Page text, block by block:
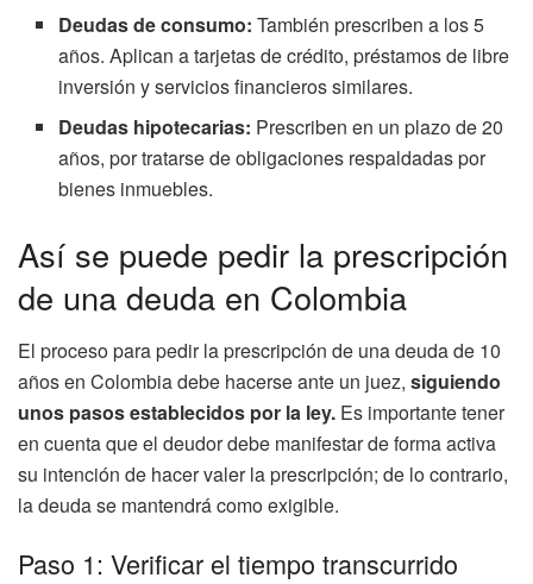
Deudas de consumo: También prescriben a los 5
años. Aplican a tarjetas de crédito, préstamos de libre
inversión y servicios financieros similares.
Deudas hipotecarias: Prescriben en un plazo de 20
años, por tratarse de obligaciones respaldadas por
bienes inmuebles.
Así se puede pedir la prescripción
de una deuda en Colombia
El proceso para pedir la prescripción de una deuda de 10
años en Colombia debe hacerse ante un juez, siguiendo
unos pasos establecidos por la ley. Es importante tener
en cuenta que el deudor debe manifestar de forma activa
su intención de hacer valer la prescripción; de lo contrario,
la deuda se mantendrá como exigible.
Paso 1: Verificar el tiempo transcurrido